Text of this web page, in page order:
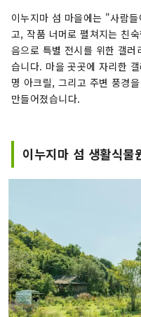
이누지마 섬 마을에는 "사람
고, 작품 너머로 펼쳐지는 친
음으로 특별 전시를 위한 갤러
습니다. 마을 곳곳에 자리한
명 아크릴, 그리고 주변 풍경
만들어졌습니다.
이누지마 섬 생활식물